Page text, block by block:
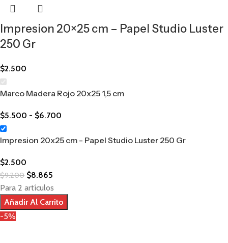
Impresion 20×25 cm – Papel Studio Luster
250 Gr
$2.500
Marco Madera Rojo 20x25 1,5 cm
$5.500 - $6.700
Impresion 20x25 cm - Papel Studio Luster 250 Gr
$2.500
$9.200 $8.865
Para 2 artículos
Añadir Al Carrito
-5%